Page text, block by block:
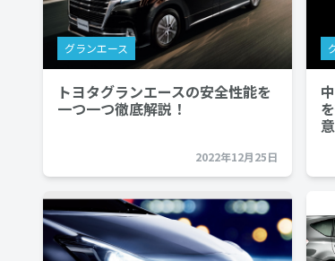
グランエース
トヨタグランエースの安全性能を
一つ一つ徹底解説！
2022年12月25日